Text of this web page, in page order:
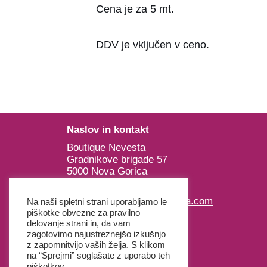
Cena je za 5 mt.
DDV je vključen v ceno.
Naslov in kontakt
Boutique Nevesta
Gradnikove brigade 57
5000 Nova Gorica
E:nevesta@nevesta-gorica.com
T: +386 (0) 5 300 16 24
T: +386 (0) 68 930 718
Na naši spletni strani uporabljamo le
piškotke obvezne za pravilno
delovanje strani in, da vam
zagotovimo najustreznejšo izkušnjo
z zapomnitvijo vaših želja. S klikom
na “Sprejmi” soglašate z uporabo teh